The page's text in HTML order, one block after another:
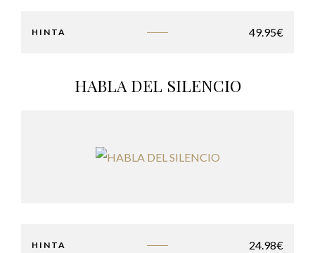
HINTA 49.95€
HABLA DEL SILENCIO
HINTA 24.98€